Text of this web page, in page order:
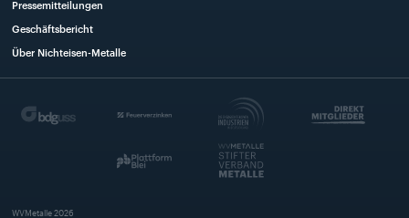
Pressemitteilungen
Geschäftsbericht
Über Nichteisen-Metalle
WVMetalle2026